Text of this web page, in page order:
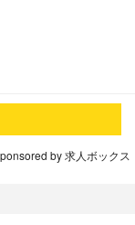
by 求人ボックス